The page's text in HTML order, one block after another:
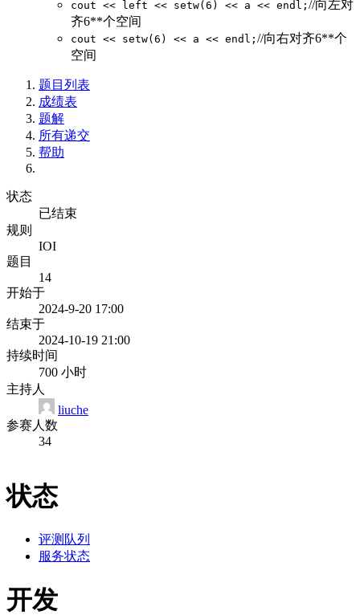
cout << left << setw(6) << a << endl; //向左对
齐6**个空间
cout << setw(6) << a << endl; //向右对齐6**个
空间
题目列表
成绩表
题解
所有递交
帮助
状态
已结束
规则
IOI
题目
14
开始于
2024-9-20 17:00
结束于
2024-10-19 21:00
持续时间
700 小时
主持人
liuche
参赛人数
34
状态
评测队列
服务状态
开发